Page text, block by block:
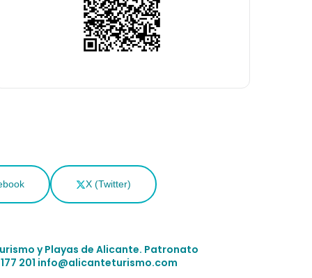
X (Twitter)
y Playas de Alicante. Patronato
201 info@alicanteturismo.com